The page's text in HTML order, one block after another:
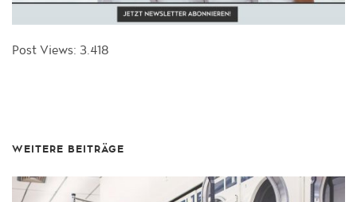
Post Views: 3.418
WEITERE BEITRÄGE